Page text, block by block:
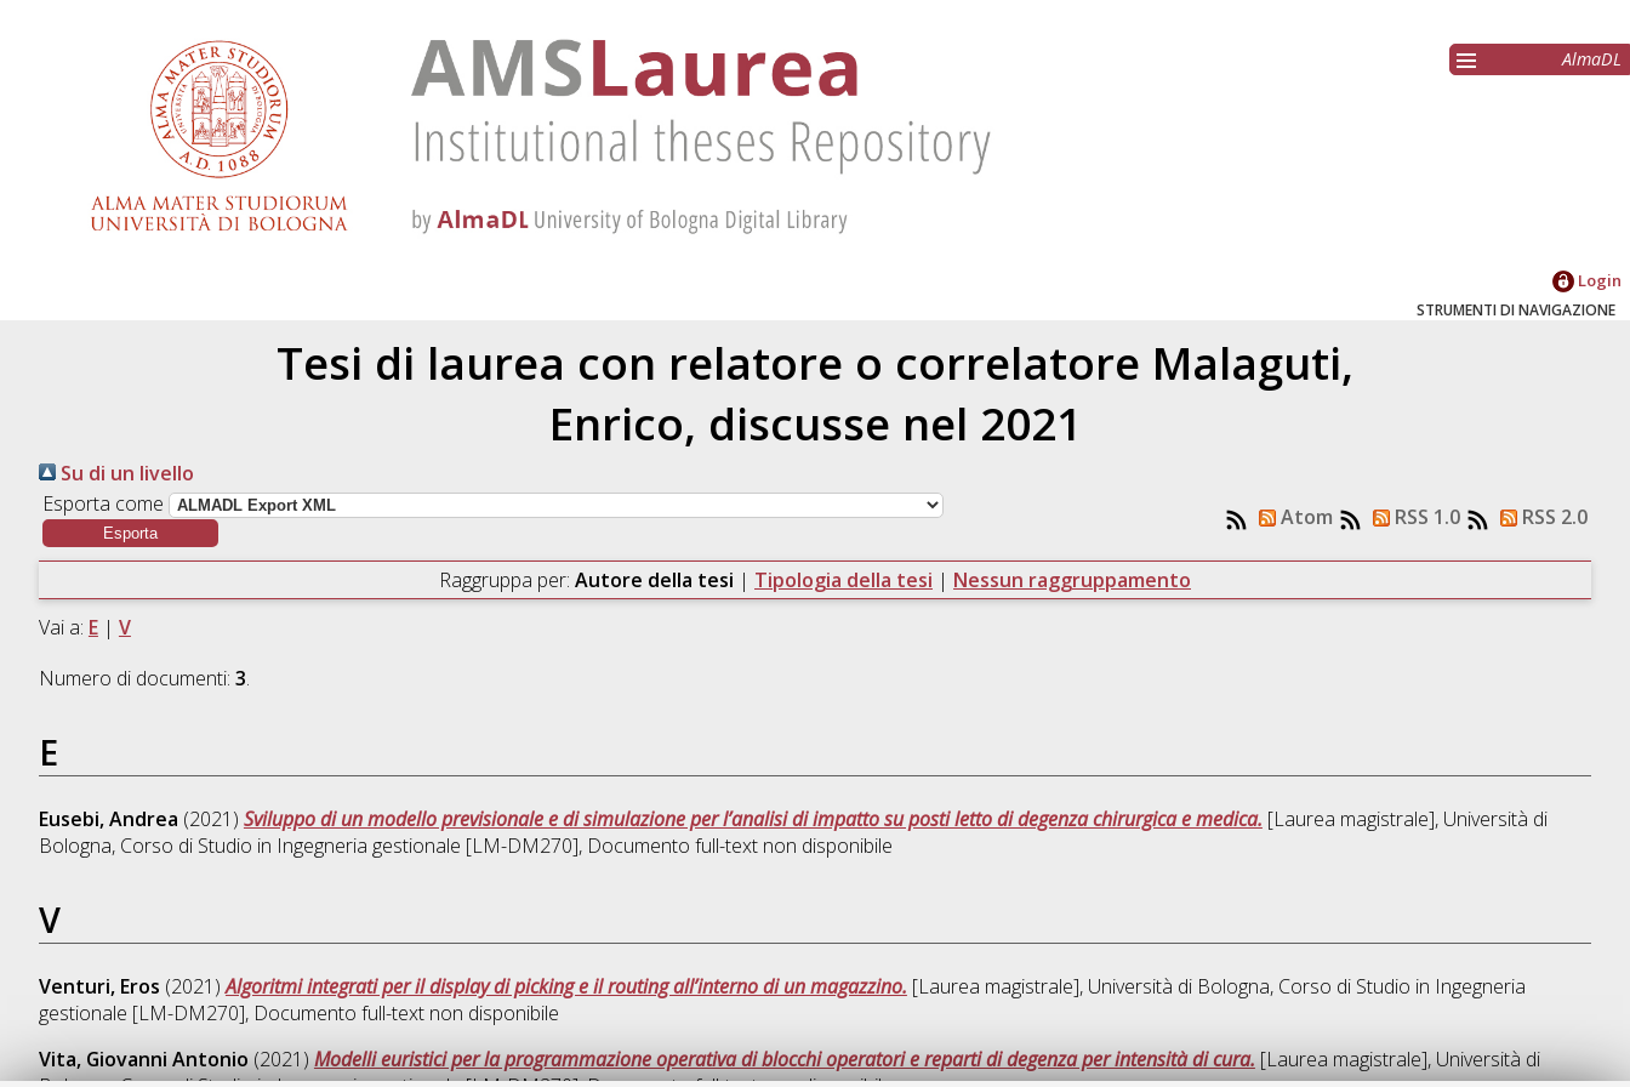
AlmaDL
Login
STRUMENTI DI NAVIGAZIONE
Tesi di laurea con relatore o correlatore Malaguti,
Enrico, discusse nel 2021
Su di un livello
Esporta come
Atom RSS 1.0 RSS 2.0
Raggruppa per: Autore della tesi | Tipologia della tesi | Nessun raggruppamento
Vai a: E| V
Numero di documenti: 3.
E
Eusebi, Andrea (2021) Sviluppo di un modello previsionale e di simulazione per l’analisi di impatto su posti letto di degenza chirurgica e medica. [Laurea magistrale], Università di
Bologna, Corso di Studio in Ingegneria gestionale [LM-DM270], Documento full-text non disponibile
V
Venturi, Eros (2021)Algoritmi integrati per il display di picking e il routing all’interno di un magazzino. [Laurea magistrale], Università di Bologna, Corso di Studio in Ingegneria
gestionale [LM-DM270], Documento full-text non disponibile
Vita, Giovanni Antonio (2021) Modelli euristici per la programmazione operativa di blocchi operatori e reparti di degenza per intensità di cura. [Laurea magistrale], Università di